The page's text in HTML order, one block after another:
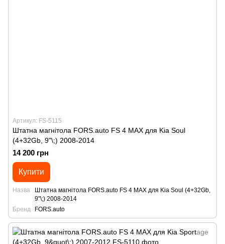
Артикул: FS-5115
Штатна магнітола FORS.auto FS 4 MAX для Kia Soul
(4+32Gb, 9"\;) 2008-2014
14 200 грн
Купити
Назва
Штатна магнітола FORS.auto FS 4 MAX для Kia Soul (4+32Gb,
9"\;) 2008-2014
Бренд
FORS.auto